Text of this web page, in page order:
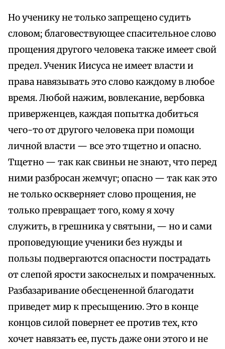
Но ученику не только запрещено судить
словом; благовествующее спасительное слово
прощения другого человека также имеет свой
предел. Ученик Иисуса не имеет власти и
права навязывать это слово каждому в любое
время. Любой нажим, вовлекание, вербовка
приверженцев, каждая попытка добиться
чего-то от другого человека при помощи
личной власти — все это тщетно и опасно.
Тщетно — так как свиньи не знают, что перед
ними разбросан жемчуг; опасно — так как это
не только оскверняет слово прощения, не
только превращает того, кому я хочу
служить, в грешника у святыни, — но и сами
проповедующие ученики без нужды и
пользы подвергаются опасности пострадать
от слепой ярости закоснелых и помраченных.
Разбазаривание обесцененной благодати
приведет мир к пресыщению. Это в конце
концов силой повернет ее против тех, кто
хочет навязать ее, пусть даже они этого и не